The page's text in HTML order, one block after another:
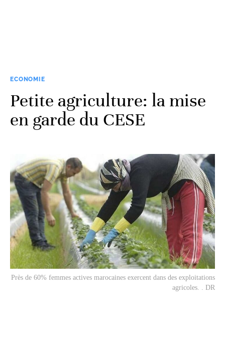
ECONOMIE
Petite agriculture: la mise
en garde du CESE
Près de 60% femmes actives marocaines exercent dans des exploitations
agricoles. . DR